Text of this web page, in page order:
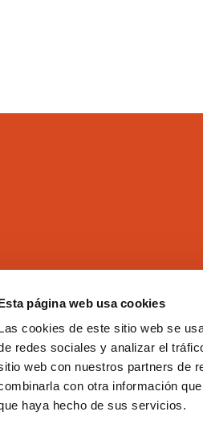
página web usa cookies
cookies de este sitio web se
redes sociales y analizar el
web con nuestros partners de
con otra información
haya hecho de sus servicios.
Valencia
El
Aula
Correo
Club